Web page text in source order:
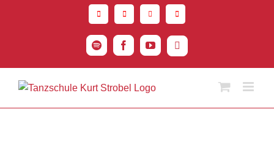
SpotifyFacebookYouTubeInstagram